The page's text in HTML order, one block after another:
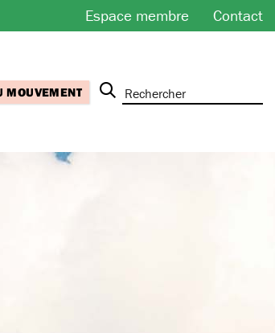
Espace membre Contact
MOUVEMENT